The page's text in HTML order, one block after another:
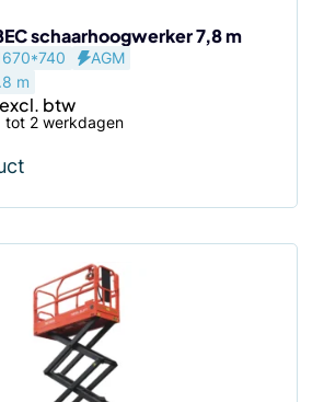
schaarhoogwerker 7,8 m
AGM
m
tot 2 werkdagen